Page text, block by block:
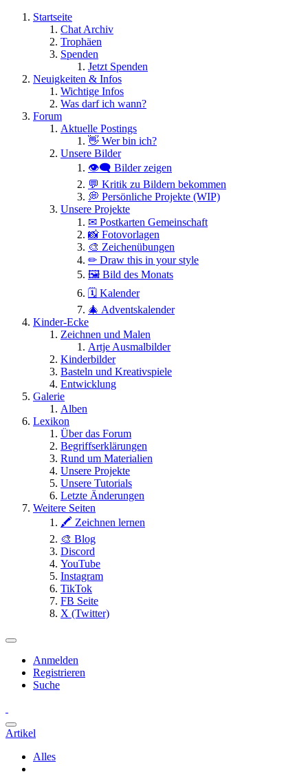
Startseite
Chat Archiv
Trophäen
Spenden
Jetzt Spenden
Neuigkeiten & Infos
Wichtige Infos
Was darf ich wann?
Forum
Aktuelle Postings
👋 Wer bin ich?
Unsere Bilder
👁️‍🗨️ Bilder zeigen
💬 Kritik zu Bildern bekommen
💭 Persönliche Projekte (WIP)
Unsere Projekte
✉ Postkarten Gemeinschaft
📸 Fotovorlagen
🎨 Zeichenübungen
✏ Draw this in your style
🖼 Bild des Monats
🗓 Kalender
🎄 Adventskalender
Kinder-Ecke
Zeichnen und Malen
Artje Ausmalbilder
Kinderbilder
Basteln und Kreativspiele
Entwicklung
Galerie
Alben
Lexikon
Über das Forum
Begriffserklärungen
Rund um Materialien
Unsere Projekte
Unsere Tutorials
Letzte Änderungen
Weitere Seiten
🖍 Zeichnen lernen
🎨 Blog
Discord
YouTube
Instagram
TikTok
FB Seite
X (Twitter)
Anmelden
Registrieren
Suche
Artikel
Alles